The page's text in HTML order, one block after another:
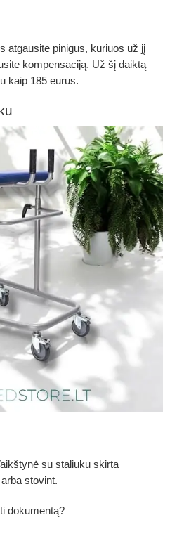
atgausite pinigus, kuriuos už jį
kompensaciją. Už šį daiktą
kaip 185 eurus.
su staliuku skirta
stovint.
dokumentą?